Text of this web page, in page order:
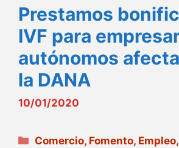
Prestamos
IVF para
autónomos
la DANA
10/01/2020
Categorías
Comercio, Fomento,